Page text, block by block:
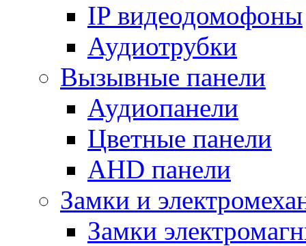
IP видеодомофоны
Аудиотрубки
Вызывные панели
Аудиопанели
Цветные панели
AHD панели
Замки и
Замки